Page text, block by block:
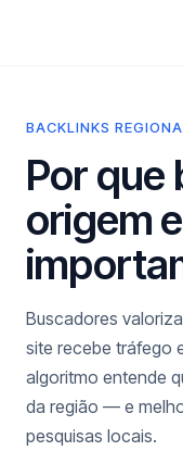
BACKLINKS
Por que
origem
Buscadores
site recebe tráfego
algoritmo entende
da região — e
pesquisas locais.